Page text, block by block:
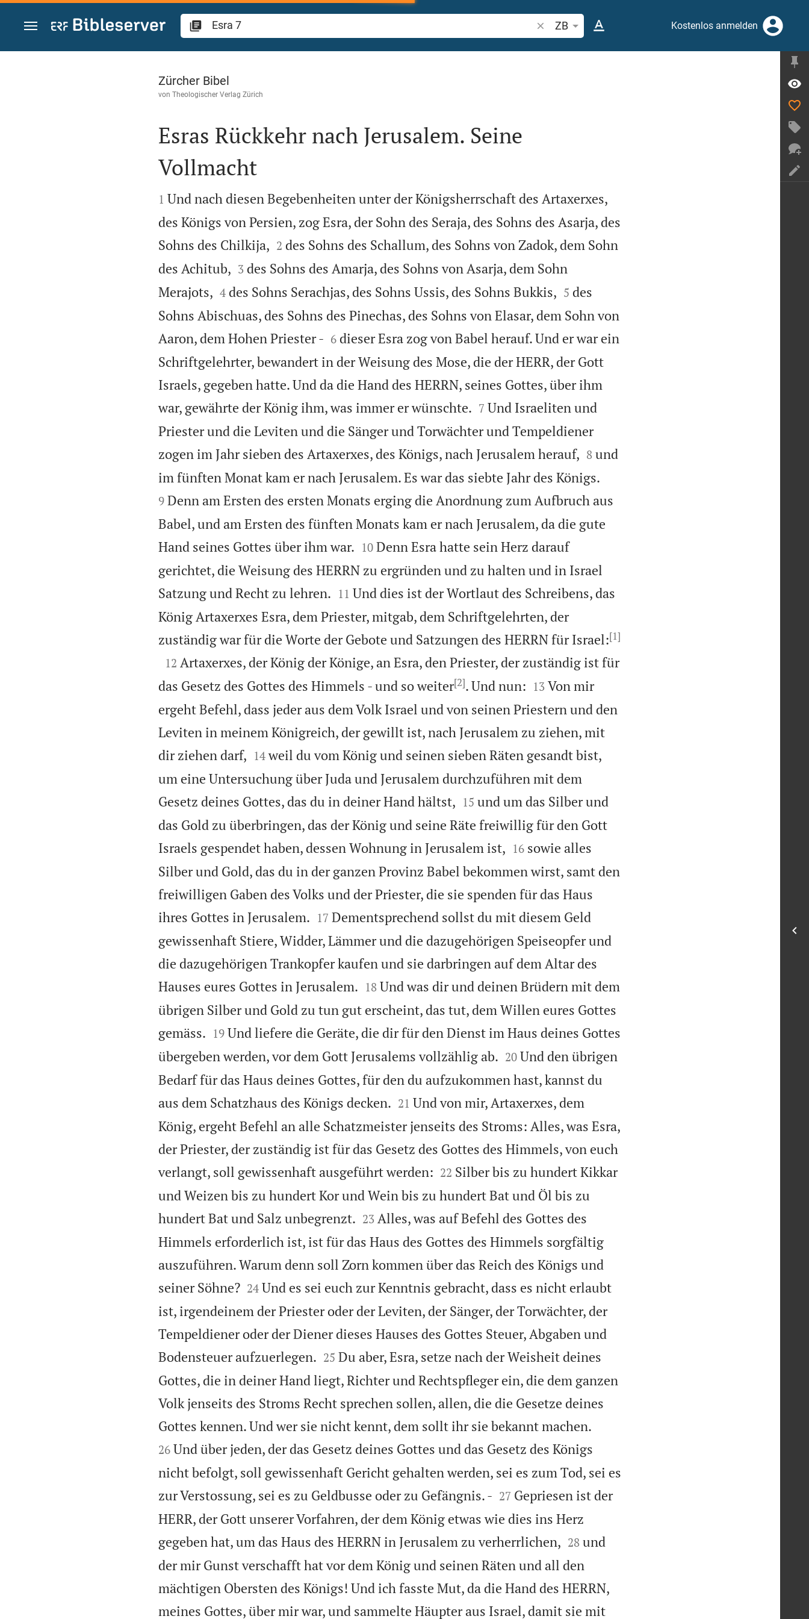
Zum Inhalt springen
Bibelstelle oder Begriff suchen
ZB Kostenlos anmelden
Esra 7
Zürcher Bibel
von Theologischer Verlag Zürich

Esras Rückkehr nach Jerusalem. Seine
Vollmacht

1 Und nach diesen Begebenheiten unter der Königsherrschaft des Artaxerxes,
des Königs von Persien, zog Esra, der Sohn des Seraja, des Sohns des Asarja, des
Sohns des Chilkija,
2 des Sohns des Schallum, des Sohns von Zadok, dem Sohn
des Achitub,
3 des Sohns des Amarja, des Sohns von Asarja, dem Sohn
Merajots,
4 des Sohns Serachjas, des Sohns Ussis, des Sohns Bukkis,
5 des
Sohns Abischuas, des Sohns des Pinechas, des Sohns von Elasar, dem Sohn von
Aaron, dem Hohen Priester -
6 dieser Esra zog von Babel herauf. Und er war ein
Schriftgelehrter, bewandert in der Weisung des Mose, die der HERR, der Gott
Israels, gegeben hatte. Und da die Hand des HERRN, seines Gottes, über ihm
war, gewährte der König ihm, was immer er wünschte.
7 Und Israeliten und
Priester und die Leviten und die Sänger und Torwächter und Tempeldiener
zogen im Jahr sieben des Artaxerxes, des Königs, nach Jerusalem herauf,
8 und
im fünften Monat kam er nach Jerusalem. Es war das siebte Jahr des Königs.
9 Denn am Ersten des ersten Monats erging die Anordnung zum Aufbruch aus
Babel, und am Ersten des fünften Monats kam er nach Jerusalem, da die gute
Hand seines Gottes über ihm war.
10 Denn Esra hatte sein Herz darauf
gerichtet, die Weisung des HERRN zu ergründen und zu halten und in Israel
Satzung und Recht zu lehren.
11 Und dies ist der Wortlaut des Schreibens, das
König Artaxerxes Esra, dem Priester, mitgab, dem Schriftgelehrten, der
zuständig war für die Worte der Gebote und Satzungen des HERRN für Israel:[1]

12 Artaxerxes, der König der Könige, an Esra, den Priester, der zuständig ist für
das Gesetz des Gottes des Himmels - und so weiter[2]. Und nun:
13 Von mir
ergeht Befehl, dass jeder aus dem Volk Israel und von seinen Priestern und den
Leviten in meinem Königreich, der gewillt ist, nach Jerusalem zu ziehen, mit
dir ziehen darf,
14 weil du vom König und seinen sieben Räten gesandt bist,
um eine Untersuchung über Juda und Jerusalem durchzuführen mit dem
Gesetz deines Gottes, das du in deiner Hand hältst,
15 und um das Silber und
das Gold zu überbringen, das der König und seine Räte freiwillig für den Gott
Israels gespendet haben, dessen Wohnung in Jerusalem ist,
16 sowie alles
Silber und Gold, das du in der ganzen Provinz Babel bekommen wirst, samt den
freiwilligen Gaben des Volks und der Priester, die sie spenden für das Haus
ihres Gottes in Jerusalem.
17 Dementsprechend sollst du mit diesem Geld
gewissenhaft Stiere, Widder, Lämmer und die dazugehörigen Speiseopfer und
die dazugehörigen Trankopfer kaufen und sie darbringen auf dem Altar des
Hauses eures Gottes in Jerusalem.
18 Und was dir und deinen Brüdern mit dem
übrigen Silber und Gold zu tun gut erscheint, das tut, dem Willen eures Gottes
gemäss.
19 Und liefere die Geräte, die dir für den Dienst im Haus deines Gottes
übergeben werden, vor dem Gott Jerusalems vollzählig ab.
20 Und den übrigen
Bedarf für das Haus deines Gottes, für den du aufzukommen hast, kannst du
aus dem Schatzhaus des Königs decken.
21 Und von mir, Artaxerxes, dem
König, ergeht Befehl an alle Schatzmeister jenseits des Stroms: Alles, was Esra,
der Priester, der zuständig ist für das Gesetz des Gottes des Himmels, von euch
verlangt, soll gewissenhaft ausgeführt werden:
22 Silber bis zu hundert Kikkar
und Weizen bis zu hundert Kor und Wein bis zu hundert Bat und Öl bis zu
hundert Bat und Salz unbegrenzt.
23 Alles, was auf Befehl des Gottes des
Himmels erforderlich ist, ist für das Haus des Gottes des Himmels sorgfältig
auszuführen. Warum denn soll Zorn kommen über das Reich des Königs und
seiner Söhne?
24 Und es sei euch zur Kenntnis gebracht, dass es nicht erlaubt
ist, irgendeinem der Priester oder der Leviten, der Sänger, der Torwächter, der
Tempeldiener oder der Diener dieses Hauses des Gottes Steuer, Abgaben und
Bodensteuer aufzuerlegen.
25 Du aber, Esra, setze nach der Weisheit deines
Gottes, die in deiner Hand liegt, Richter und Rechtspfleger ein, die dem ganzen
Volk jenseits des Stroms Recht sprechen sollen, allen, die die Gesetze deines
Gottes kennen. Und wer sie nicht kennt, dem sollt ihr sie bekannt machen.
26 Und über jeden, der das Gesetz deines Gottes und das Gesetz des Königs
nicht befolgt, soll gewissenhaft Gericht gehalten werden, sei es zum Tod, sei es
zur Verstossung, sei es zu Geldbusse oder zu Gefängnis. -
27 Gepriesen ist der
HERR, der Gott unserer Vorfahren, der dem König etwas wie dies ins Herz
gegeben hat, um das Haus des HERRN in Jerusalem zu verherrlichen,
28 und
der mir Gunst verschafft hat vor dem König und seinen Räten und all den
mächtigen Obersten des Königs! Und ich fasste Mut, da die Hand des HERRN,
meines Gottes, über mir war, und sammelte Häupter aus Israel, damit sie mit